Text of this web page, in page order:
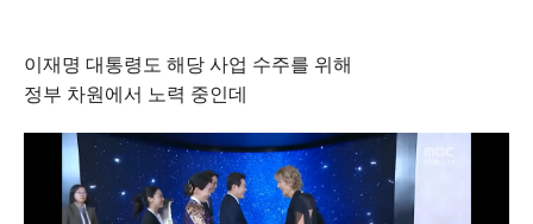
이재명 대통령도 해당 사업 수주를 위해
정부 차원에서 노력 중인데